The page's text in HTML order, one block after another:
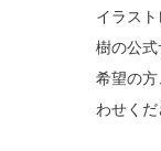
イラス
樹の公
希望の
わせくだ